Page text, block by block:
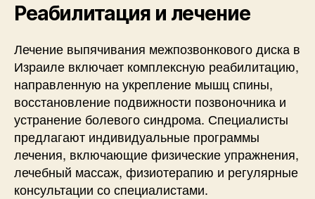
Реабилитация и лечение
Лечение выпячивания межпозвонкового диска в
Израиле включает комплексную реабилитацию,
направленную на укрепление мышц спины,
восстановление подвижности позвоночника и
устранение болевого синдрома. Специалисты
предлагают индивидуальные программы
лечения, включающие физические упражнения,
лечебный массаж, физиотерапию и регулярные
консультации со специалистами.